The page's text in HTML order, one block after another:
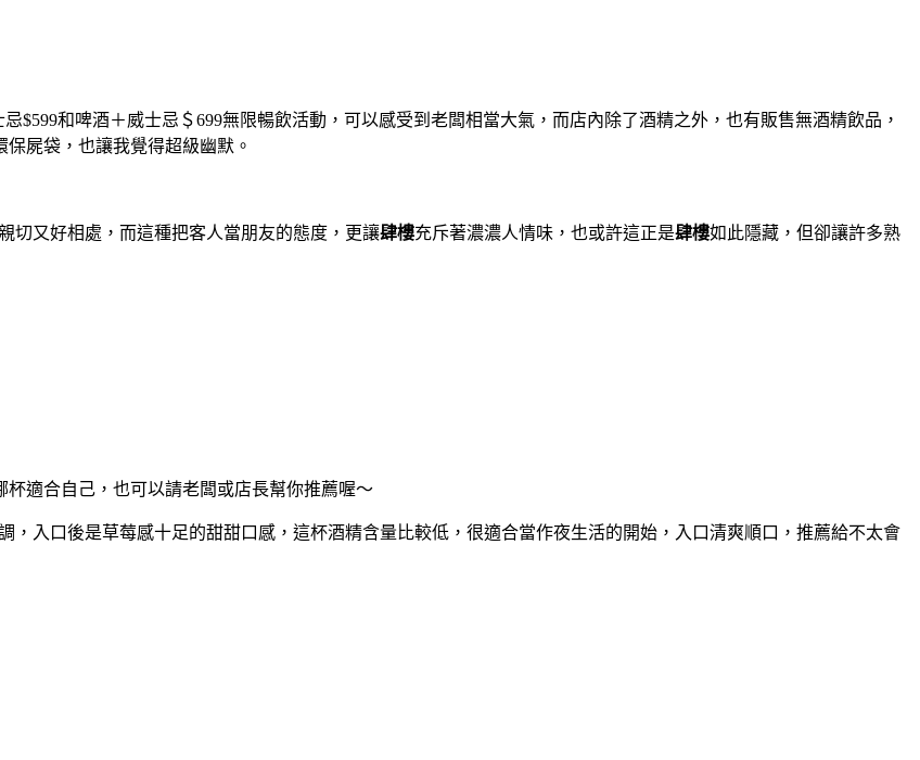
$599和啤酒＋威士忌＄699無限暢飲活動，可以感受到老闆相當大氣，而店內除了酒精之外，也有販售無酒精飲品，
屍袋，也讓我覺得超級幽默。
切又好相處，而這種把客人當朋友的態度，更讓肆樓充斥著濃濃人情味，也或許這正是肆樓如此隱藏，但卻讓許多熟
適合自己，也可以請老闆或店長幫你推薦喔～
，入口後是草莓感十足的甜甜口感，這杯酒精含量比較低，很適合當作夜生活的開始，入口清爽順口，推薦給不太會